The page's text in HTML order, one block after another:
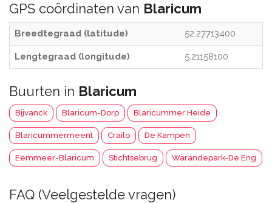
GPS coördinaten van Blaricum
Breedtegraad (latitude) 52.27713400
Lengtegraad (longitude) 5.21158100
Buurten in Blaricum
Bijvanck Blaricum-Dorp Blaricummer Heide
Blaricummermeent Crailo De Kampen
Eemmeer-Blaricum Stichtsebrug Warandepark-De Eng
FAQ (Veelgestelde vragen)